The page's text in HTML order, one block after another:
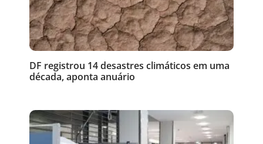
DF registrou 14 desastres climáticos em uma
década, aponta anuário